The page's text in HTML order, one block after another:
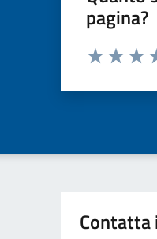
pagina?
Valuta da 1 a 5
Contatta